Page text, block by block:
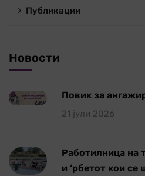
Публикации
Новости
Повик за
21 јули 2026
Работилница на
и ‘рбетот кои се